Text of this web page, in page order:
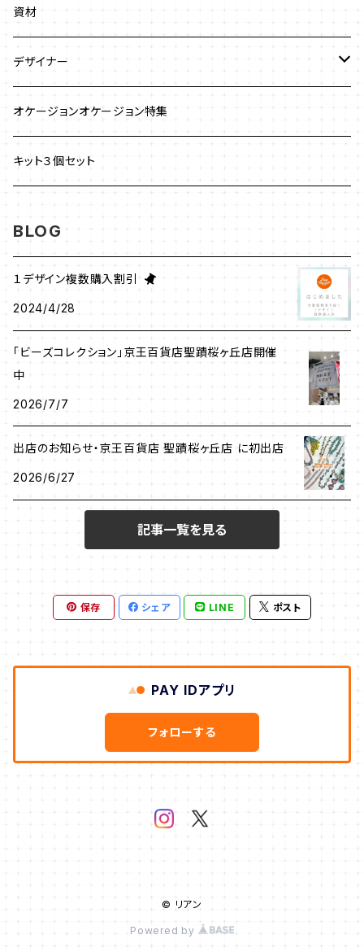
ネックレス
ストラップ
ブローチ
その他
リング
ピアス
ジュエリークロッシェ
クロッシェ
ワイヤーワーク
ネックレス
チェインメイル
ネックレス
ブレスレット
ピアス
ブローチ
イヤリング
ヘアアクセサリー
メガネチェーン
資材
デザイナー
澤田美子
新川智未
清水理子
オケージョンオケージョン特集
キット３個セット
BLOG
１デザイン複数購入割引
2024/4/28
「ビーズコレクション」京王百貨店聖蹟桜ヶ丘店開催
中
2026/7/7
出店のお知らせ・京王百貨店 聖蹟桜ヶ丘店 に初出店
2026/6/27
記事一覧を見る
保存 シェア LINE ポスト
PAY IDアプリ
フォローする
© リアン
Powered by